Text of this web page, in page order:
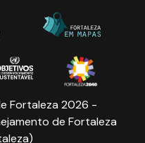
Fortaleza 2026 -
de Fortaleza